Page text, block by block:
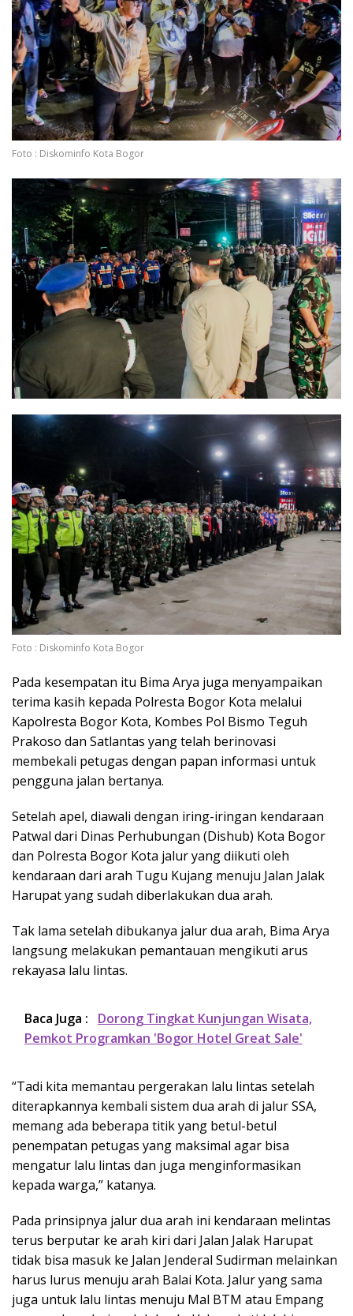
Foto : Diskominfo Kota Bogor
Foto : Diskominfo Kota Bogor
Pada kesempatan itu Bima Arya juga menyampaikan
terima kasih kepada Polresta Bogor Kota melalui
Kapolresta Bogor Kota, Kombes Pol Bismo Teguh
Prakoso dan Satlantas yang telah berinovasi
membekali petugas dengan papan informasi untuk
pengguna jalan bertanya.
Setelah apel, diawali dengan iring-iringan kendaraan
Patwal dari Dinas Perhubungan (Dishub) Kota Bogor
dan Polresta Bogor Kota jalur yang diikuti oleh
kendaraan dari arah Tugu Kujang menuju Jalan Jalak
Harupat yang sudah diberlakukan dua arah.
Tak lama setelah dibukanya jalur dua arah, Bima Arya
langsung melakukan pemantauan mengikuti arus
rekayasa lalu lintas.
Baca Juga :
Dorong Tingkat Kunjungan Wisata,
Pemkot Programkan 'Bogor Hotel Great Sale'
“Tadi kita memantau pergerakan lalu lintas setelah
diterapkannya kembali sistem dua arah di jalur SSA,
memang ada beberapa titik yang betul-betul
penempatan petugas yang maksimal agar bisa
mengatur lalu lintas dan juga menginformasikan
kepada warga,” katanya.
Pada prinsipnya jalur dua arah ini kendaraan melintas
terus berputar ke arah kiri dari Jalan Jalak Harupat
tidak bisa masuk ke Jalan Jenderal Sudirman melainkan
harus lurus menuju arah Balai Kota. Jalur yang sama
juga untuk lalu lintas menuju Mal BTM atau Empang